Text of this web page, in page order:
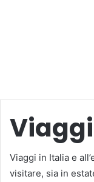
Viaggi
Viaggi in Italia e
visitare, sia in